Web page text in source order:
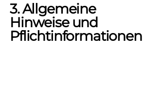
3. Allgemeine
Hinweise und
Pflichtinformationen